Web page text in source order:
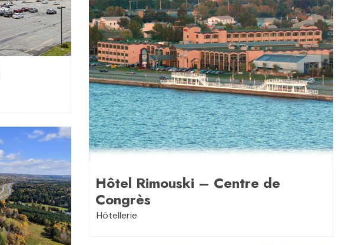
Hôtel Rimouski – Centre de
Congrès
Hôtellerie